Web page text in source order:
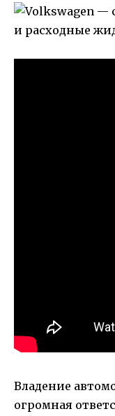
Владение
огромная